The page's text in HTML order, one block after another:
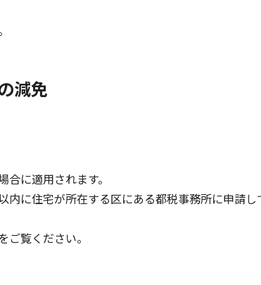
減免
に適用されます。
に住宅が所在する区にある都税事務所に申請し
ご覧ください。